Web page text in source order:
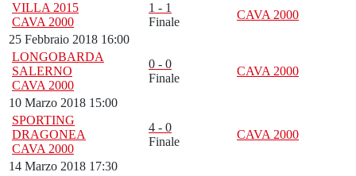
VILLA 2015
CAVA 2000
1 - 1
Finale
CAVA 2000
25 Febbraio 2018 16:00
LONGOBARDA
SALERNO
CAVA 2000
0 - 0
Finale
CAVA 2000
10 Marzo 2018 15:00
SPORTING
DRAGONEA
CAVA 2000
4 - 0
Finale
CAVA 2000
14 Marzo 2018 17:30